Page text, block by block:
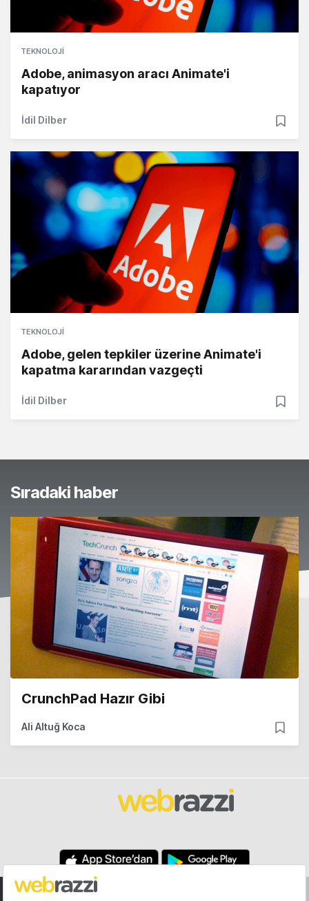
TEKNOLOJI
Adobe, animasyon aracı Animate'i
kapatıyor
İdil Dilber
TEKNOLOJI
Adobe, gelen tepkiler üzerine Animate'i
kapatma kararından vazgeçti
İdil Dilber
Sıradaki haber
CrunchPad Hazır Gibi
Ali Altuğ Koca